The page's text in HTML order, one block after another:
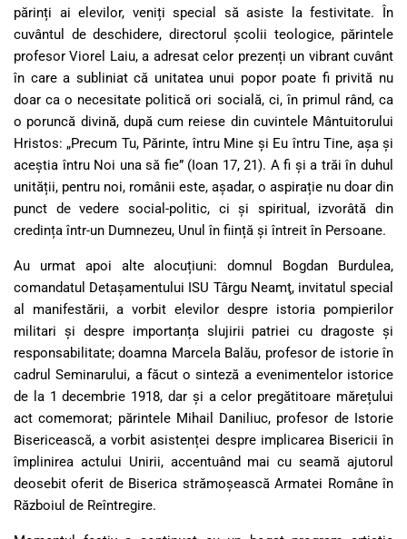
părinți ai elevilor, veniți special să asiste la festivitate. În
cuvântul de deschidere, directorul școlii teologice, părintele
profesor Viorel Laiu, a adresat celor prezenți un vibrant cuvânt
în care a subliniat că unitatea unui popor poate fi privită nu
doar ca o necesitate politică ori socială, ci, în primul rând, ca
o poruncă divină, după cum reiese din cuvintele Mântuitorului
Hristos: „Precum Tu, Părinte, întru Mine și Eu întru Tine, așa și
aceștia întru Noi una să fie” (Ioan 17, 21). A fi și a trăi în duhul
unității, pentru noi, românii este, așadar, o aspirație nu doar din
punct de vedere social-politic, ci și spiritual, izvorâtă din
credința într-un Dumnezeu, Unul în ființă și întreit în Persoane.
Au urmat apoi alte alocuțiuni: domnul Bogdan Burdulea,
comandatul Detaşamentului ISU Târgu Neamţ, invitatul special
al manifestării, a vorbit elevilor despre istoria pompierilor
militari și despre importanța slujirii patriei cu dragoste și
responsabilitate; doamna Marcela Balău, profesor de istorie în
cadrul Seminarului, a făcut o sinteză a evenimentelor istorice
de la 1 decembrie 1918, dar și a celor pregătitoare mărețului
act comemorat; părintele Mihail Daniliuc, profesor de Istorie
Bisericească, a vorbit asistenței despre implicarea Bisericii în
împlinirea actului Unirii, accentuând mai cu seamă ajutorul
deosebit oferit de Biserica strămoșească Armatei Române în
Războiul de Reîntregire.